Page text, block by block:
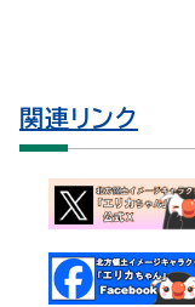
関連リンク